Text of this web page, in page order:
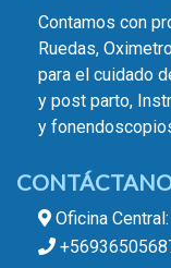
Contamos con
Ruedas,
para el cuidado
y post parto,
y
Oficina